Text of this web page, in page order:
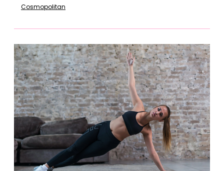
Cosmopolitan